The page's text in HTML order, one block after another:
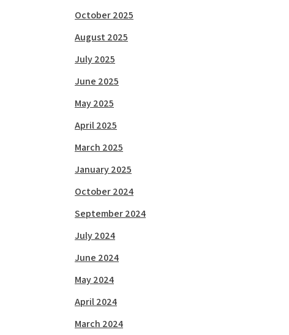
October 2025
August 2025
July 2025
June 2025
May 2025
April 2025
March 2025
January 2025
October 2024
September 2024
July 2024
June 2024
May 2024
April 2024
March 2024